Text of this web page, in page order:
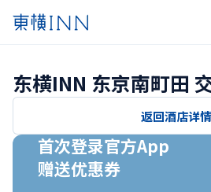
东横INN 东京南町田
返回酒店详情
首次登录官方App
赠送优惠券